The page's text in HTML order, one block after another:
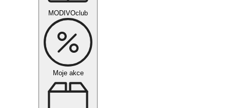
MODIVOclub
Moje akce